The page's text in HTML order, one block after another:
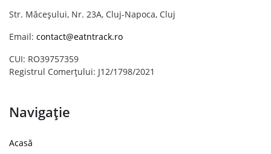
Str. Măceșului, Nr. 23A, Cluj-Napoca, Cluj
Email: contact@eatntrack.ro
CUI: RO39757359
Registrul Comerțului: J12/1798/2021
Navigație
Acasă